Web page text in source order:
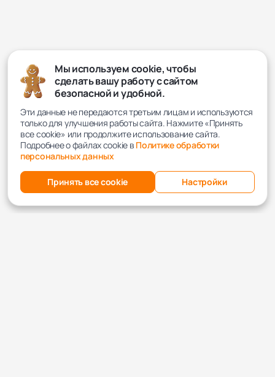
Мы используем cookie, чтобы
сделать вашу работу с сайтом
безопасной и удобной.
Эти данные не передаются третьим лицам и используются
только для улучшения работы сайта. Нажмите «Принять
все cookie» или продолжите использование сайта.
Подробнее о файлах cookie в Политике обработки
персональных данных
Принять все cookie Настройки